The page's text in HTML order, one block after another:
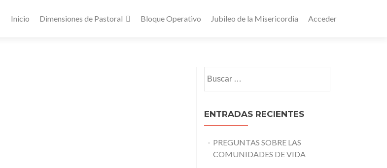
Inicio Dimensiones de Pastoral Bloque Operativo Jubileo de la Misericordia Acceder
ENTRADAS RECIENTES
PREGUNTAS SOBRE LAS
COMUNIDADES DE VIDA